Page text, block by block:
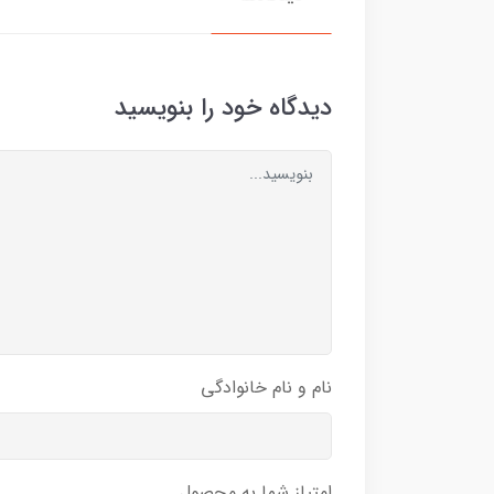
دیدگاه خود را بنویسید
نام و نام خانوادگی